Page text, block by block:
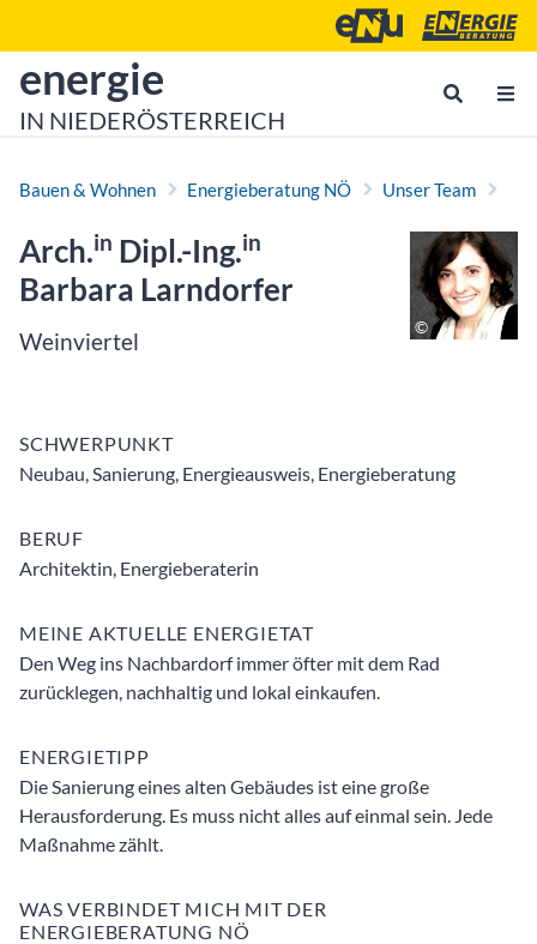
Energie- und
zur Startseite von
energie
IN NIEDERÖSTERREICH
Bauen & Wohnen Energieberatung NÖ Unser Team
Arch.in Dipl.-Ing.in
Barbara Larndorfer
Weinviertel
SCHWERPUNKT
Neubau, Sanierung, Energieausweis, Energieberatung
BERUF
Architektin, Energieberaterin
MEINE AKTUELLE ENERGIETAT
Den Weg ins Nachbardorf immer öfter mit dem Rad
zurücklegen, nachhaltig und lokal einkaufen.
ENERGIETIPP
Die Sanierung eines alten Gebäudes ist eine große
Herausforderung. Es muss nicht alles auf einmal sein. Jede
Maßnahme zählt.
WAS VERBINDET MICH MIT DER
ENERGIEBERATUNG NÖ